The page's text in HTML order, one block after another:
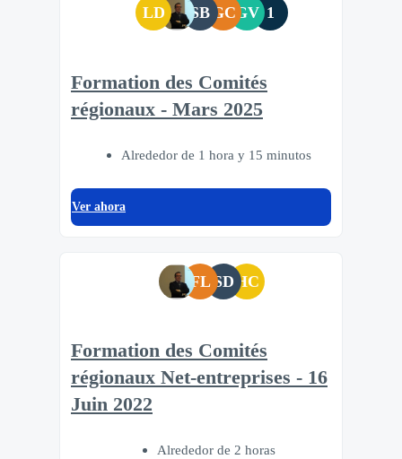
LD SB GCGV 1
Formation des Comités
régionaux - Mars 2025
Alrededor de 1 hora y 15 minutos
Ver ahora
FL SD HC
Formation des Comités
régionaux Net-entreprises - 16
Juin 2022
Alrededor de 2 horas